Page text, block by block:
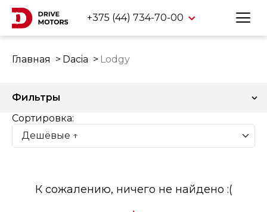
+375 (44) 734-70-00
Главная Dacia Lodgy
Фильтры
Сортировка:
К сожалению, ничего не найдено :(